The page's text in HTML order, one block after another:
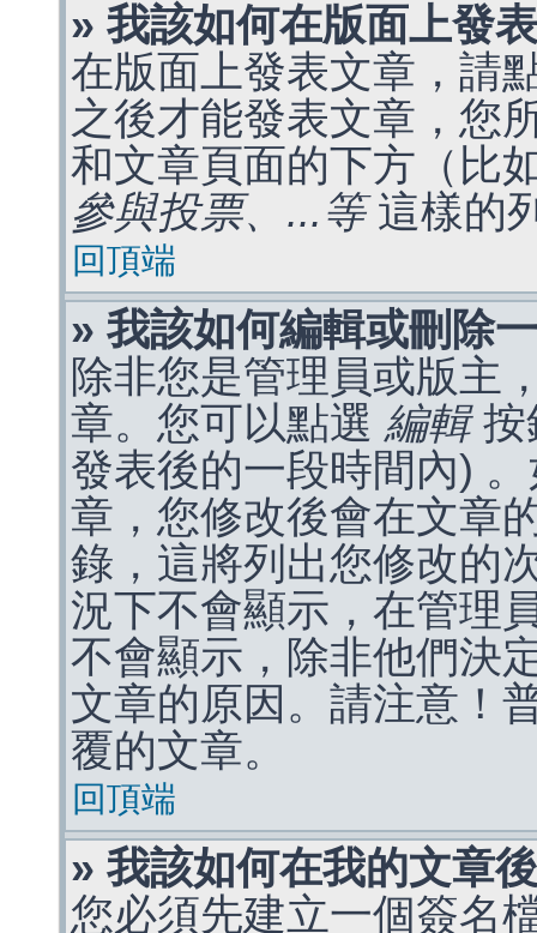
» 我該如何在版面上發
在版面上發表文章，請
之後才能發表文章，您
和文章頁面的下方（比
參與投票、...等這樣的
回頂端
» 我該如何編輯或刪除
除非您是管理員或版主
章。您可以點選 編輯按
發表後的一段時間內)
章，您修改後會在文章
錄，這將列出您修改的
況下不會顯示，在管理
不會顯示，除非他們決
文章的原因。請注意！
覆的文章。
回頂端
» 我該如何在我的文章
您必須先建立一個簽名